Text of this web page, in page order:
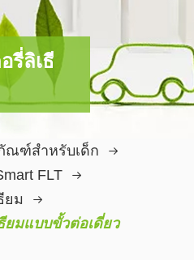
รี่ลิเธี
ณฑ์สำหรับเด็ก
FLT
ยม
ยมแบบขั้วต่อเดี่ยว